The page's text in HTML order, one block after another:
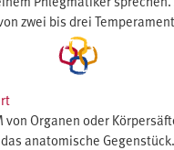
zwei bis drei
von Organen oder
anatomische